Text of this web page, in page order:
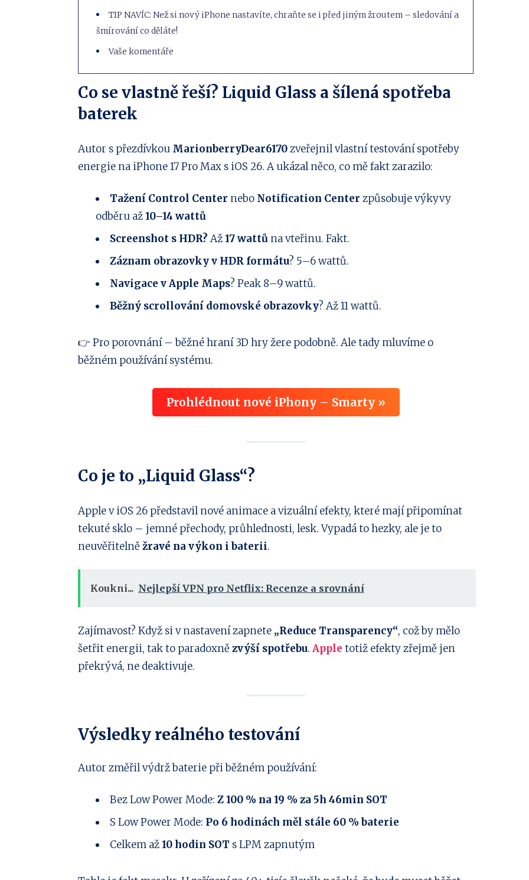
TIP NAVÍC: Než si nový iPhone nastavíte, chraňte se i před jiným žroutem – sledování a
šmírování co děláte!
Vaše komentáře
Co se vlastně řeší? Liquid Glass a šílená spotřeba
baterek
Autor s přezdívkou MarionberryDear6170zveřejnil vlastní testování spotřeby
energie na iPhone 17 Pro Max s iOS 26. A ukázal něco, co mě fakt zarazilo:
Tažení Control Center nebo Notification Center způsobuje výkyvy
odběru až10–14 wattů
Screenshot s HDR? Až17 wattů na vteřinu. Fakt.
Záznam obrazovky v HDR formátu? 5–6 wattů.
Navigace v Apple Maps? Peak 8–9 wattů.
Běžný scrollování domovské obrazovky? Až 11 wattů.
👉 Pro porovnání – běžné hraní 3D hry žere podobně. Ale tady mluvíme o
běžném používání systému.
Prohlédnout nové iPhony – Smarty »
Co je to „Liquid Glass“?
Apple v iOS 26 představil nové animace a vizuální efekty, které mají připomínat
tekuté sklo – jemné přechody, průhlednosti, lesk. Vypadá to hezky, ale je to
neuvěřitelně žravé na výkon i baterii.
Koukni... Nejlepší VPN pro Netflix: Recenze a srovnání
Zajímavost? Když si v nastavení zapnete „Reduce Transparency“, což by mělo
šetřit energii, tak to paradoxně zvýší spotřebu. Apple totiž efekty zřejmě jen
překrývá, ne deaktivuje.
Výsledky reálného testování
Autor změřil výdrž baterie při běžném používání:
Bez Low Power Mode: Z 100 % na 19 % za 5h 46min SOT
S Low Power Mode: Po 6 hodinách měl stále 60 % baterie
Celkem až10 hodin SOT s LPM zapnutým